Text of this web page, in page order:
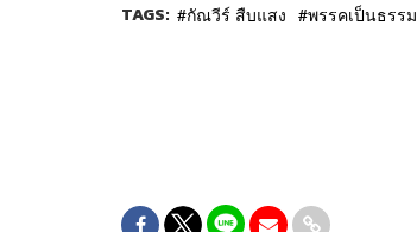
TAGS: กัณวีร์ สืบแสง พรรคเป็นธรรม